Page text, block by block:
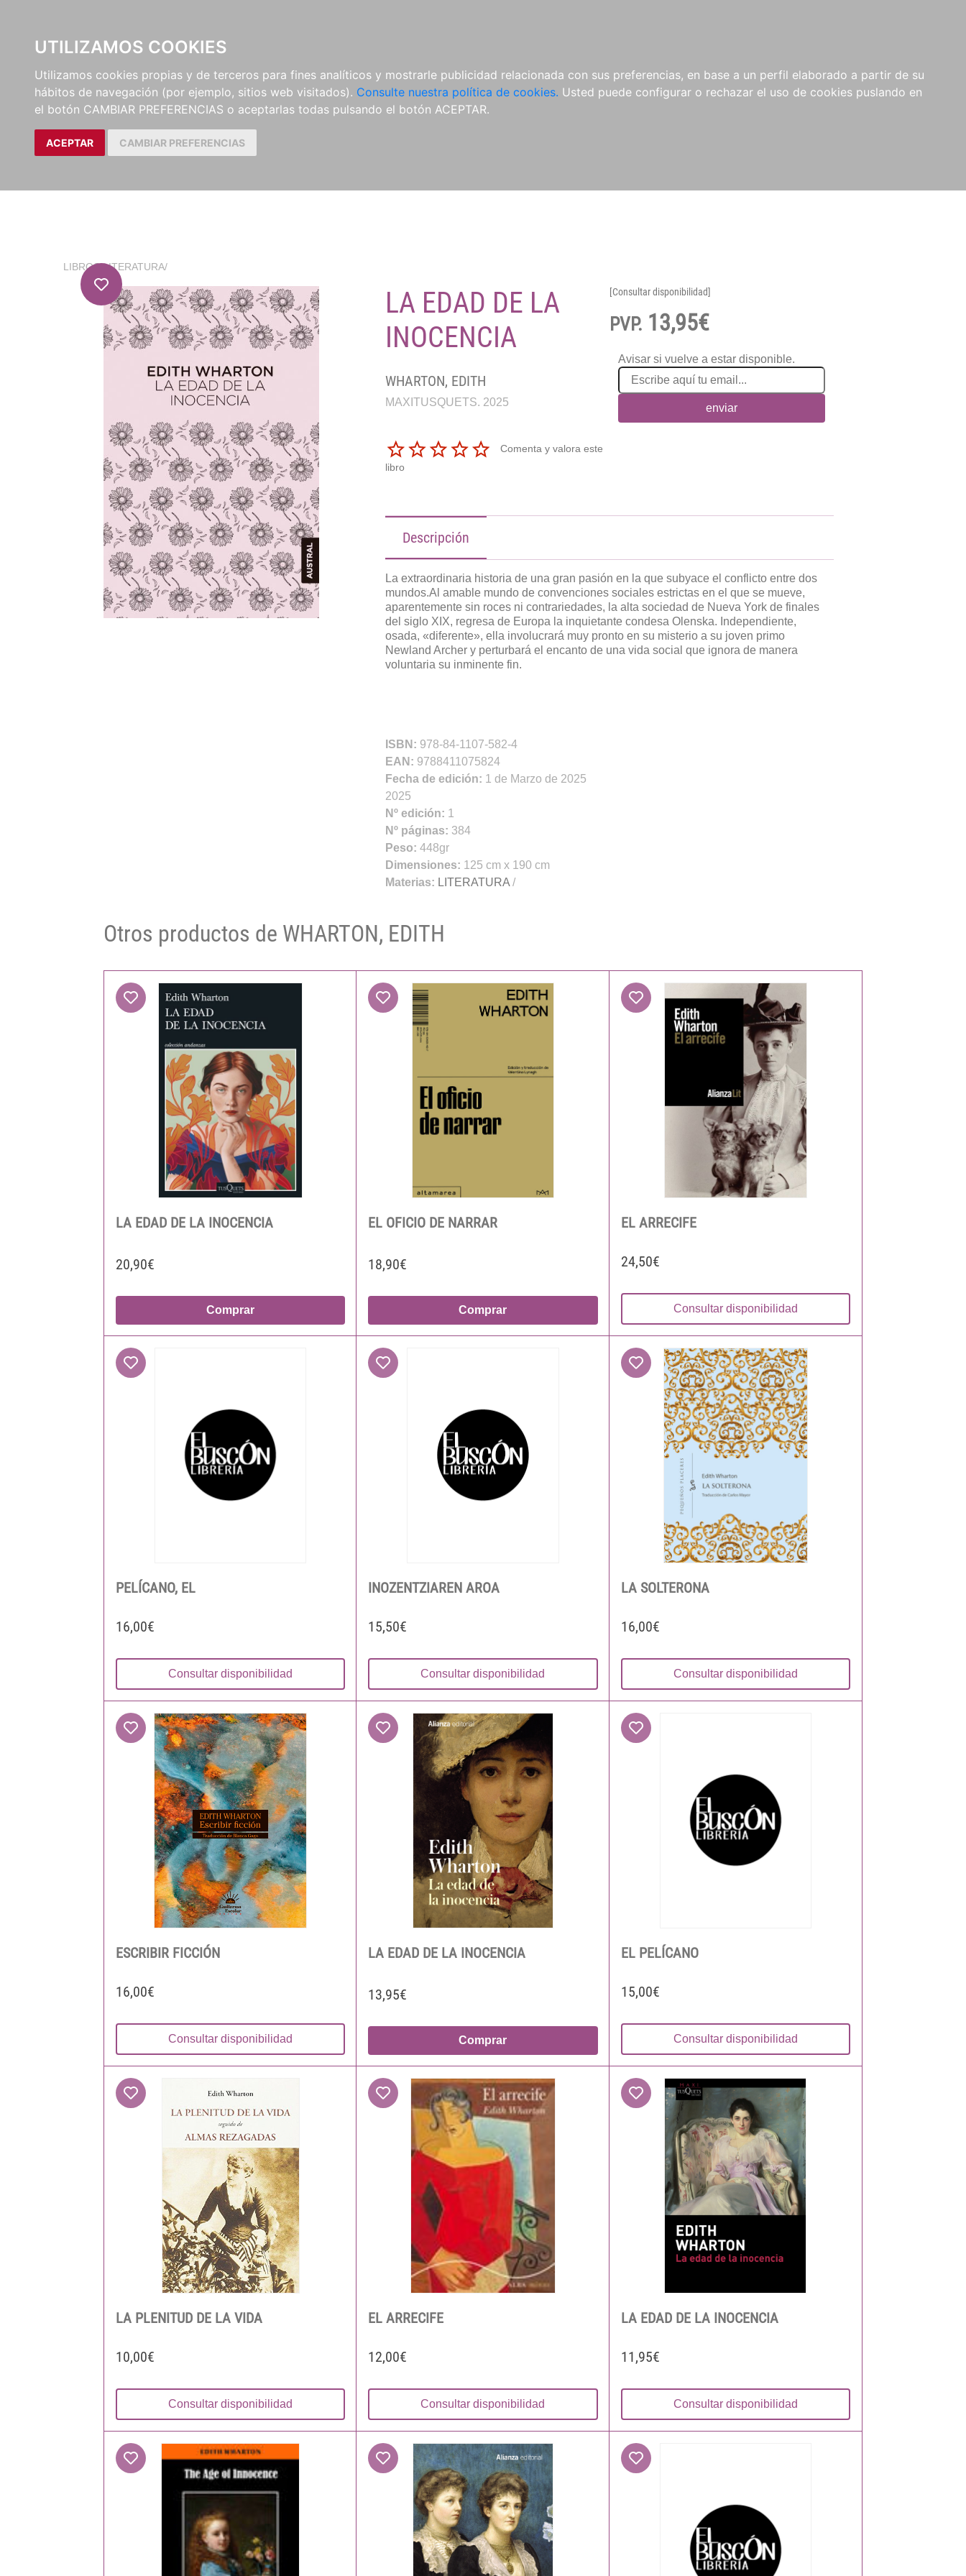
UTILIZAMOS COOKIES
Utilizamos cookies propias y de terceros para fines analíticos y mostrarle publicidad relacionada con sus preferencias, en base a un perfil elaborado a partir de su
hábitos de navegación (por ejemplo, sitios web visitados). Consulte nuestra política de cookies. Usted puede configurar o rechazar el uso de cookies puslando en
el botón CAMBIAR PREFERENCIAS o aceptarlas todas pulsando el botón ACEPTAR.
ACEPTAR CAMBIAR PREFERENCIAS
LIBROS/LITERATURA/
LA EDAD DE LA
INOCENCIA
WHARTON, EDITH
MAXITUSQUETS. 2025
Comenta y valora este
libro
[Consultar disponibilidad]
PVP. 13,95€
Avisar si vuelve a estar disponible.
enviar
Descripción
La extraordinaria historia de una gran pasión en la que subyace el conflicto entre dos
mundos.Al amable mundo de convenciones sociales estrictas en el que se mueve,
aparentemente sin roces ni contrariedades, la alta sociedad de Nueva York de finales
del siglo XIX, regresa de Europa la inquietante condesa Olenska. Independiente,
osada, «diferente», ella involucrará muy pronto en su misterio a su joven primo
Newland Archer y perturbará el encanto de una vida social que ignora de manera
voluntaria su inminente fin.
ISBN: 978-84-1107-582-4
EAN: 9788411075824
Fecha de edición: 1 de Marzo de 2025
2025
Nº edición: 1
Nº páginas: 384
Peso: 448gr
Dimensiones: 125 cm x 190 cm
Materias: LITERATURA/
Otros productos de WHARTON, EDITH
LA EDAD DE LA INOCENCIA
20,90€
Comprar
EL OFICIO DE NARRAR
18,90€
Comprar
EL ARRECIFE
24,50€
Consultar disponibilidad
PELÍCANO, EL
16,00€
Consultar disponibilidad
INOZENTZIAREN AROA
15,50€
Consultar disponibilidad
LA SOLTERONA
16,00€
Consultar disponibilidad
ESCRIBIR FICCIÓN
16,00€
Consultar disponibilidad
LA EDAD DE LA INOCENCIA
13,95€
Comprar
EL PELÍCANO
15,00€
Consultar disponibilidad
LA PLENITUD DE LA VIDA
10,00€
Consultar disponibilidad
EL ARRECIFE
12,00€
Consultar disponibilidad
LA EDAD DE LA INOCENCIA
11,95€
Consultar disponibilidad